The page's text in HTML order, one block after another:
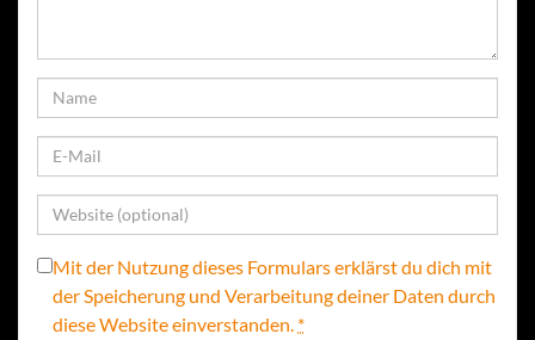
Mit der Nutzung dieses Formulars erklärst du dich mit
der Speicherung und Verarbeitung deiner Daten durch
diese Website einverstanden. *